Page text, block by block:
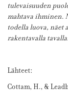
tulevaisuuden
mahtava ihminen.
todella luova, näet
rakentavalla
Lähteet:
Cottam, H., &